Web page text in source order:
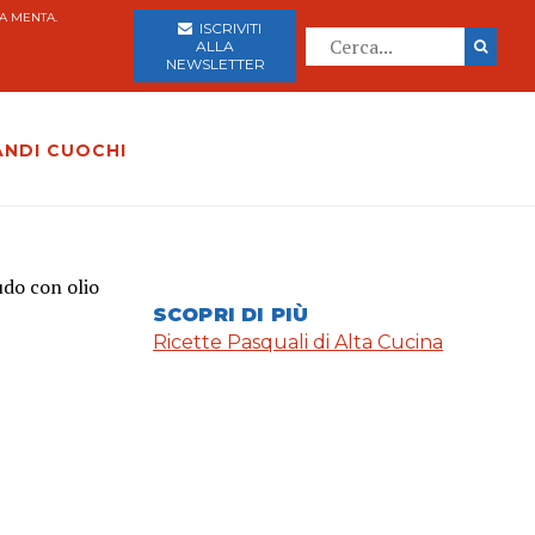
MENTA.
ISCRIVITI
ALLA
NEWSLETTER
CUOCHI
con olio
SCOPRI DI PIÙ
Ricette Pasquali di Alta Cucina